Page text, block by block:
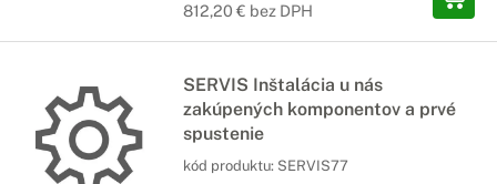
812,20 € bez DPH
SERVIS Inštalácia u nás
zakúpených komponentov a prvé
spustenie
kód produktu: SERVIS77